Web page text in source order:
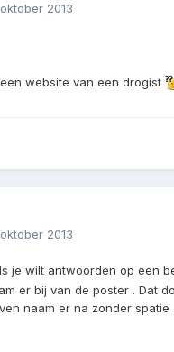
2013
website van een drogist
2013
je wilt antwoorden op een
er bij van de poster . Dat
naam er na zonder spatie .